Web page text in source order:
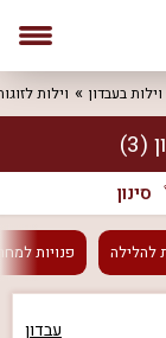
וילות בעבדון וילות
(3)
סינון
להלילה פנויות
עבדון